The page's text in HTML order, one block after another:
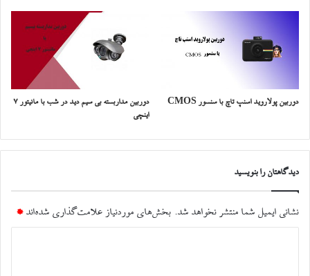
دوربین پولاروید اسنپ تاچ با سنسور CMOS
دوربین مداربسته بی سیم دید در شب با مانیتور ۷
اینچی
دیدگاهتان را بنویسید
نشانی ایمیل شما منتشر نخواهد شد. بخش‌های موردنیاز علامت‌گذاری شده‌اند *